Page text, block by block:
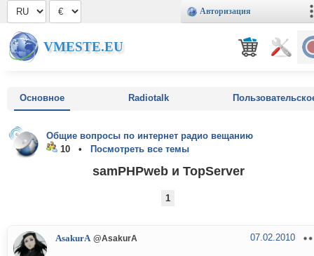
Авторизация
VMESTE.EU
Основное Radiotalk
Общие вопросы по интернет радио вещанию
10 •
Посмотреть все темы
samPHPweb и TopServer
1
AsakurA @AsakurA 07.02.2010